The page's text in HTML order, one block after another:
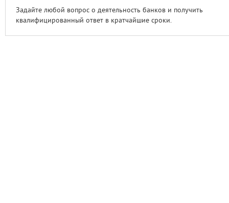
Задайте любой вопрос о деятельность банков и получить
квалифицированный ответ в кратчайшие сроки.